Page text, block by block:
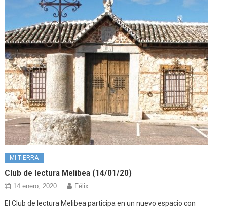
MI TIERRA
Club de lectura Melibea (14/01/20)
14 enero, 2020 Félix
El Club de lectura Melibea participa en un nuevo espacio con